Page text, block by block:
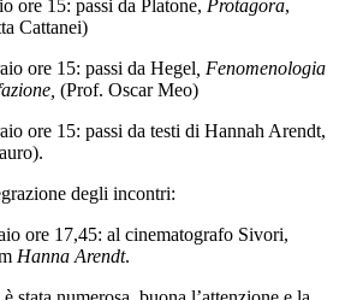
ore 15: passi da Platone, Protagora,
Cattanei)
ore 15: passi da Hegel , Fenomenologia
(Prof. Oscar Meo)
ore 15: passi da testi di Hannah Arendt,
degli incontri:
ore 17,45: al cinematografo Sivori,
Hanna Arendt.